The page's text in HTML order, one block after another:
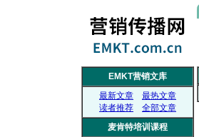
EMKT营销文库
最新文章
最热文章
读者推荐
全部文章
麦肯特培训课程